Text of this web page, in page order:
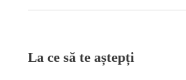
La ce să te aștepți